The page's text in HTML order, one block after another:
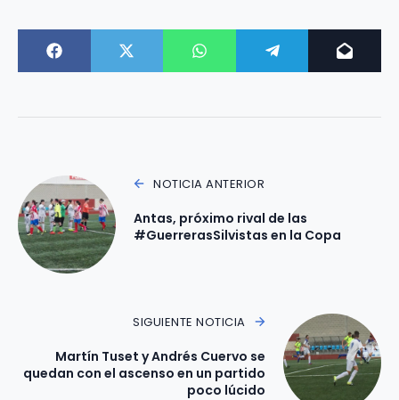
NOTICIA ANTERIOR
Antas, próximo rival de las
#GuerrerasSilvistas en la Copa
SIGUIENTE NOTICIA
Martín Tuset y Andrés Cuervo se
quedan con el ascenso en un partido
poco lúcido